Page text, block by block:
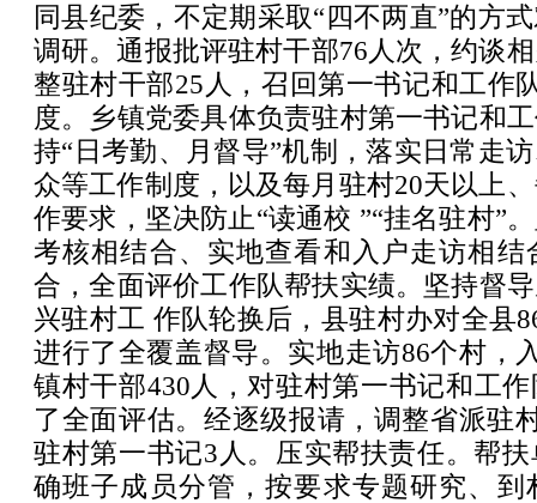
同县纪委，不定期采取“四不两直”的方
调研。通报批评驻村干部76人次，约谈
整驻村干部25人，召回第一书记和工作
度。乡镇党委具体负责驻村第一书记和
持“日考勤、月督导”机制，落实日常走
众等工作制度，以及每月驻村20天以上
作要求，坚决防止“读通校 ”“挂名驻村”
考核相结合、实地查看和入户走访相结
合，全面评价工作队帮扶实绩。坚持督
兴驻村工 作队轮换后，县驻村办对全县
进行了全覆盖督导。实地走访86个村，
镇村干部430人，对驻村第一书记和工
了全面评估。经逐级报请，调整省派驻
驻村第一书记3人。压实帮扶责任。帮
确班子成员分管，按要求专题研究、到